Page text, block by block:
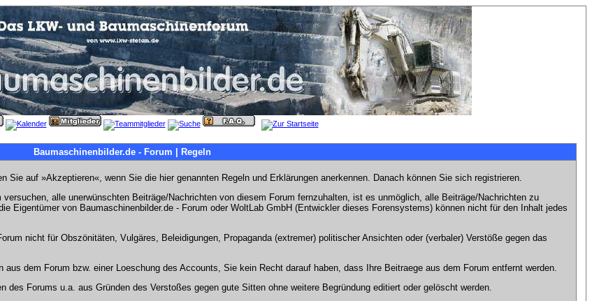
Baumaschinenbilder.de - Forum | Regeln
auf »Akzeptieren«, wenn Sie die hier genannten Regeln und Erklärungen anerkennen. Danach können Sie sich registrieren.
alle unerwünschten Beiträge/Nachrichten von diesem Forum fernzuhalten, ist es unmöglich, alle Beiträge/Nachrichten zu
Eigentümer von Baumaschinenbilder.de - Forum oder WoltLab GmbH (Entwickler dieses Forensystems) können nicht für den Inhalt jedes
nicht für Obszönitäten, Vulgäres, Beleidigungen, Propaganda (extremer) politischer Ansichten oder (verbaler) Verstöße gegen das
dem Forum bzw. einer Loeschung des Accounts, Sie kein Recht darauf haben, dass Ihre Beitraege aus dem Forum entfernt werden.
Forums u.a. aus Gründen des Verstoßes gegen gute Sitten ohne weitere Begründung editiert oder gelöscht werden.